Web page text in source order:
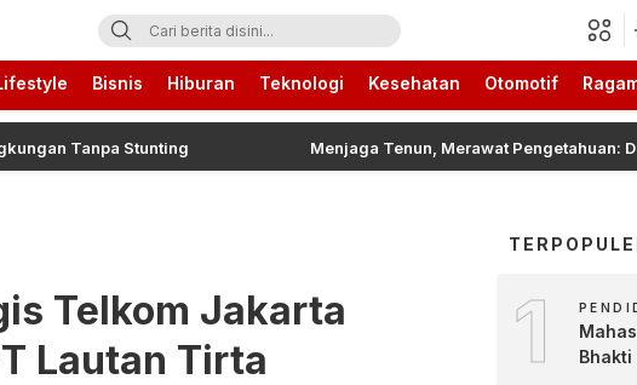
Hari Ini Bisnis Hiburan Teknologi Kesehatan Otomotif
Tanpa Stunting Menjaga Tenun, Merawat Pengetahuan: Dari
Telkom Jakarta
Lautan Tirta
1
Bhakti